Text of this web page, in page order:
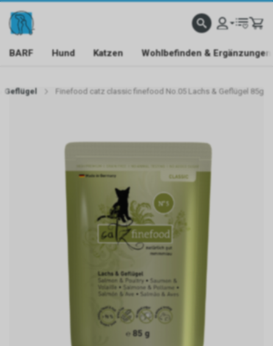
BARF Hund Katzen Wohlbefinden & Ergänzungen
Geflügel Finefood catz classic finefood No.05 Lachs & Geflügel 85g